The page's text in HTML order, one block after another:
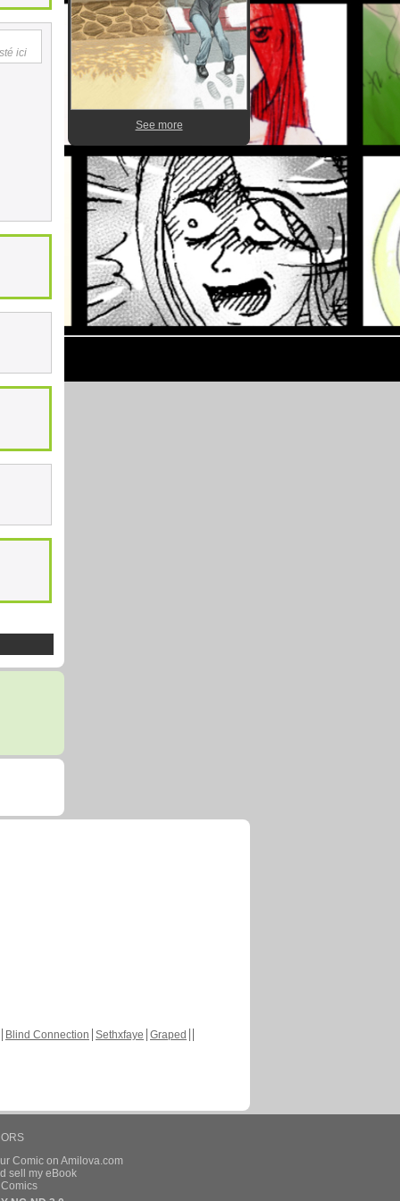
ici
See more
Blind Connection Sethxfaye Graped
Comic on Amilova.com
sell my eBook